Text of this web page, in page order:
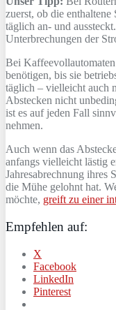
zuerst, ob die
täglich an- und
Unterbrechungen der
Bei
benötigen, bis sie
täglich – vielleicht auch
Abstecken nicht
ist es auf jeden Fall
nehmen.
Auch wenn das
anfangs vielleicht lästig
Jahresabrechnung ihres
die Mühe gelohnt hat.
möchte, greift zu einer
Empfehlen auf:
X
Facebook
LinkedIn
Pinterest